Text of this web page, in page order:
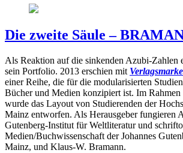
Die zweite Säule –
Als Reaktion auf die sinkenden Azubi-Zahlen
sein Portfolio. 2013 erschien mit
einer Reihe, die für die modularisierten
Bücher und Medien konzipiert ist. Im Rahmen
wurde das Layout von Studierenden der
Mainz entworfen. Als Herausgeber fungieren
Gutenberg-Institut für Weltliteratur und
Medien/Buchwissenschaft der Johannes
Mainz, und Klaus-W. Bramann.